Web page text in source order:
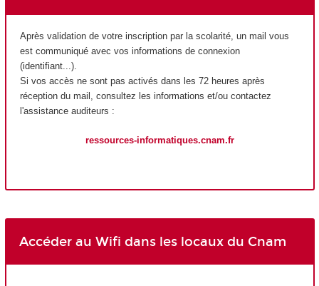
Après validation de votre inscription par la scolarité, un mail vous
est communiqué avec vos informations de connexion
(identifiant...).
Si vos accès ne sont pas activés dans les 72 heures après
réception du mail, consultez les informations et/ou contactez
l'assistance auditeurs :
ressources-informatiques.cnam.fr
Accéder au Wifi dans les locaux du Cnam